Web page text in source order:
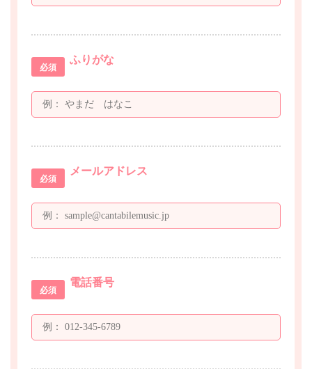
必須
ふりがな
必須
メールアドレス
必須
電話番号